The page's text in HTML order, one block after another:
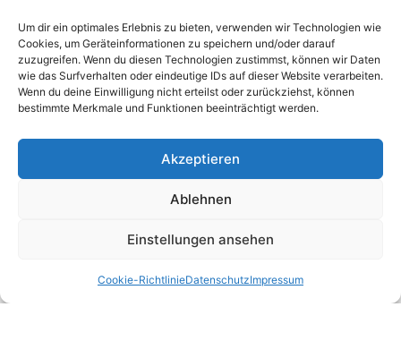
Um dir ein optimales Erlebnis zu bieten, verwenden wir Technologien wie
Cookies, um Geräteinformationen zu speichern und/oder darauf
zuzugreifen. Wenn du diesen Technologien zustimmst, können wir Daten
wie das Surfverhalten oder eindeutige IDs auf dieser Website verarbeiten.
Wenn du deine Einwilligung nicht erteilst oder zurückziehst, können
bestimmte Merkmale und Funktionen beeinträchtigt werden.
Akzeptieren
Ablehnen
Einstellungen ansehen
Cookie-RichtlinieDatenschutzImpressum
Mo. 10.00 – 12.30 Uhr 14.00 – 18.00 Uhr
Di./Mi. geschlossen – nur mit Beratungstermin
Do./Fr. 10.00 – 12.30 Uhr 14.00 – 18.00 Uhr
Sa. 9.30 – 13.00 Uhr
Impressum
Widerrufsbelehrung
Zahlungsarten